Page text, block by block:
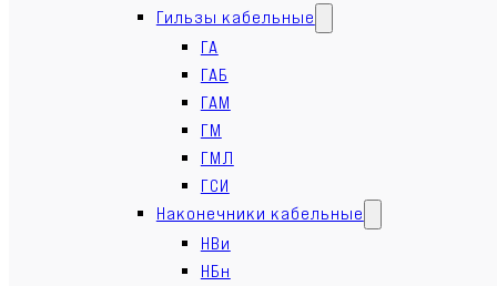
Гильзы кабельные
ГА
ГАБ
ГАМ
ГМ
ГМЛ
ГСИ
Наконечники кабельные
НВи
НБн